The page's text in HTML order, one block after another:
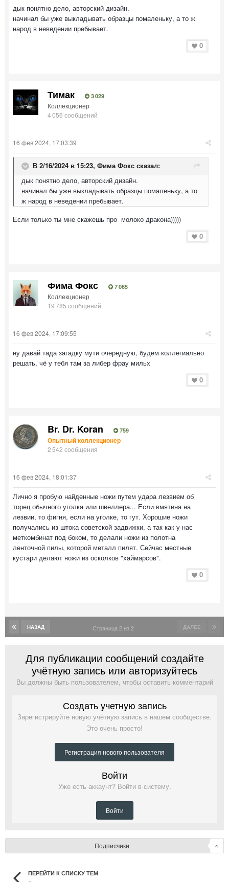
дык понятно дело, авторский дизайн.
начинал бы уже выкладывать образцы помаленьку, а то ж
народ в неведении пребывает.
0
Тимак 3 029
Коллекционер
4 056 сообщений
16 фев 2024, 17:03:39
В 2/16/2024 в 15:23, Фима Фокс сказал:
дык понятно дело, авторский дизайн.
начинал бы уже выкладывать образцы помаленьку, а то
ж народ в неведении пребывает.
Если только ты мне скажешь про молоко дракона)))))
0
Фима Фокс 7 065
Коллекционер
19 785 сообщений
16 фев 2024, 17:09:55
ну давай тада загадку мути очередную, будем коллегиально
решать, чё у тебя там за либер фрау мильх
0
Br. Dr. Koran 759
Опытный коллекционер
2 542 сообщения
16 фев 2024, 18:01:37
Лично я пробую найденные ножи путем удара лезвием об
торец обычного уголка или швеллера... Если вмятина на
лезвии, то фигня, если на уголке, то гут. Хорошие ножи
получались из штока советской задвижки, а так как у нас
меткомбинат под боком, то делали ножи из полотна
ленточной пилы, которой металл пилят. Сейчас местные
кустари делают ножи из осколков "хаймарсов".
0
НАЗАД ДАЛЕЕ
Страница 2 из 2
Для публикации сообщений создайте
учётную запись или авторизуйтесь
Вы должны быть пользователем, чтобы оставить комментарий
Создать учетную запись
Зарегистрируйте новую учётную запись в нашем сообществе.
Это очень просто!
Регистрация нового пользователя
Войти
Уже есть аккаунт? Войти в систему.
Войти
Подписчики 4
ПЕРЕЙТИ К СПИСКУ ТЕМ